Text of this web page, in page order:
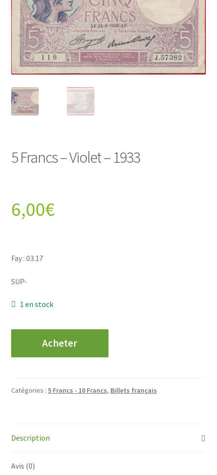
5 Francs – Violet – 1933
6,00€
Fay : 03.17
SUP-
1 en stock
5
Violet
Acheter
Catégories : 5 Francs - 10 Francs, Billets français
Description
Avis (0)